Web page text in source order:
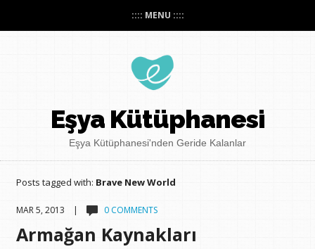
:::: MENU ::::
Eşya Kütüphanesi
Eşya Kütüphanesi'nden Geride Kalanlar
Posts tagged with: Brave New World
MAR 5, 2013 | 0 COMMENTS
Armağan Kaynakları